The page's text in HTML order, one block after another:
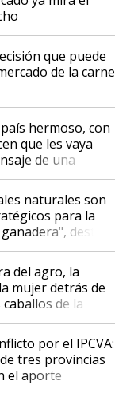
que puede
de la carne
hermoso, con
que les vaya
de una
sobre las
que se abren
en Argentina, con
naturales son
para la
destaca
ya reúne a 46
en Argentina
del agro, la
mujer detrás de
de la
los mitos que
sufrir a estos
me
yo seguí
por el IPCVA:
tres provincias
el aporte